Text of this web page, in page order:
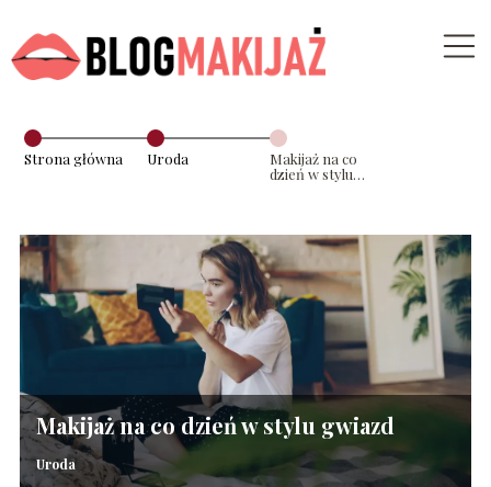
Strona główna Uroda
Makijaż na co
dzień w stylu
Makijaż na co dzień w stylu gwiazd
Uroda